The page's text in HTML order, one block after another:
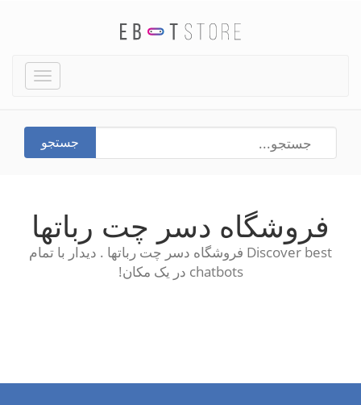
Toggle
جستجو
فروشگاه دسر چت رباتها
Discover best فروشگاه دسر چت رباتها . دیدار با تمام
chatbots در یک مکان!